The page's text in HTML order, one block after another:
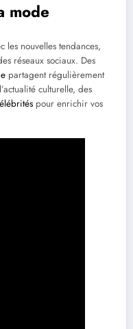
mode
les nouvelles tendances,
réseaux sociaux. Des
partagent régulièrement
culturelle, des
pour enrichir vos